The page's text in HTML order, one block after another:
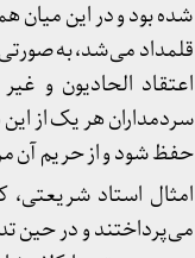
قلمداد می‌شد، به
اعتقاد الحادیون و
سردمداران هر یک از
حفظ شود و از حریم آن
امثال استاد
می‌پرداختند و در حین